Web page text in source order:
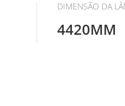
DIMENSÃO DA
4420MM